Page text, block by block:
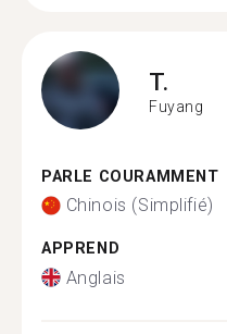
T.
Fuyang
PARLE COURAMMENT
Chinois (Simplifié)
APPREND
Anglais